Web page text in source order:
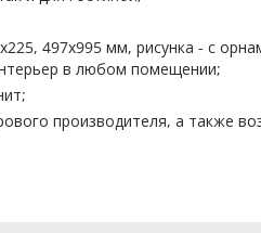
497x995 мм, рисунка - с
в любом помещении;
производителя, а также